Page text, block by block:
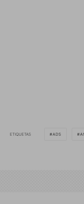
ETIQUETAS ADS